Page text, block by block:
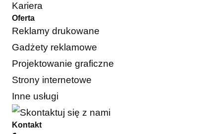
Kariera
Oferta
Reklamy drukowane
Gadżety reklamowe
Projektowanie graficzne
Strony internetowe
Inne usługi
Kontakt